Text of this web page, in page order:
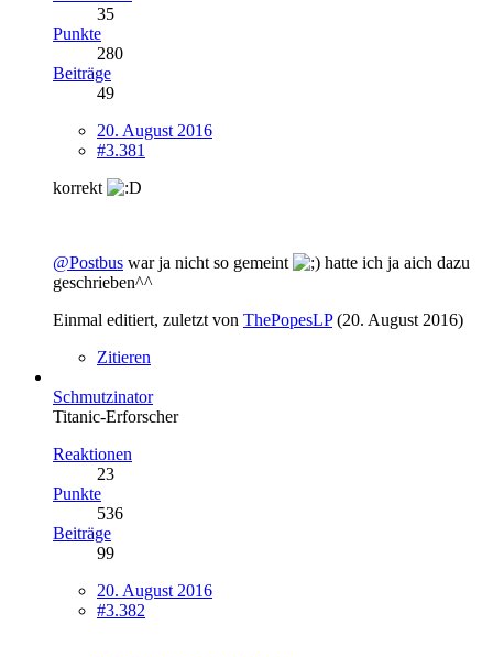
35
Punkte
280
Beiträge
49
20. August 2016
#3.381
korrekt
@Postbus war ja nicht so gemeint
hatte ich ja aich dazu
geschrieben^^
Einmal editiert, zuletzt von ThePopesLP(20. August 2016)
Zitieren
Schmutzinator
Titanic-Erforscher
Reaktionen
23
Punkte
536
Beiträge
99
20. August 2016
#3.382